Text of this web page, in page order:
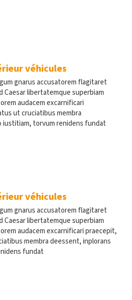
véhicules
gnarus accusatorem flagitaret
Caesar libertatemque superbiam
audacem excarnificari
ut cruciatibus membra
iustitiam, torvum renidens fundat
véhicules
gnarus accusatorem flagitaret
Caesar libertatemque superbiam
audacem excarnificari praecepit,
membra deessent, inplorans
fundat